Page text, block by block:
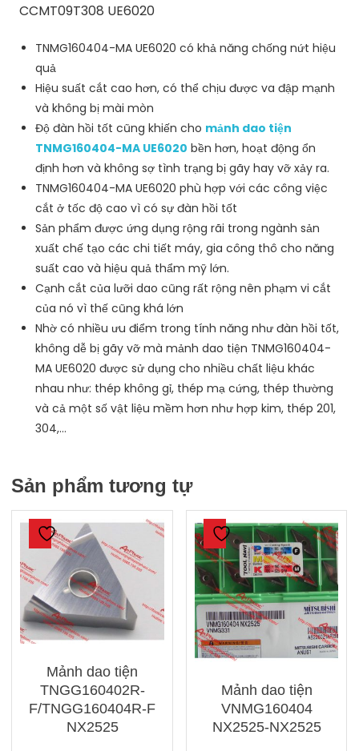
CCMT09T308 UE6020
TNMG160404-MA UE6020 có khả năng chống nứt hiệu
quả
Hiệu suất cắt cao hơn, có thể chịu được va đập mạnh
và không bị mài mòn
Độ đàn hồi tốt cũng khiến cho mảnh dao tiện
TNMG160404-MA UE6020 bền hơn, hoạt động ổn
định hơn và không sợ tình trạng bị gãy hay vỡ xảy ra.
TNMG160404-MA UE6020 phù hợp với các công việc
cắt ở tốc độ cao vì có sự đàn hồi tốt
Sản phẩm được ứng dụng rộng rãi trong ngành sản
xuất chế tạo các chi tiết máy, gia công thô cho năng
suất cao và hiệu quả thẩm mỹ lớn.
Cạnh cắt của lưỡi dao cũng rất rộng nên phạm vi cắt
của nó vì thế cũng khá lớn
Nhờ có nhiều ưu điểm trong tính năng như đàn hồi tốt,
không dễ bị gãy vỡ mà mảnh dao tiện TNMG160404-
MA UE6020 được sử dụng cho nhiều chất liệu khác
nhau như: thép không gỉ, thép mạ cứng, thép thường
và cả một số vật liệu mềm hơn như hợp kim, thép 201,
304,…
Sản phẩm tương tự
Mảnh dao tiện
TNGG160402R-
F/TNGG160404R-F
NX2525
Mảnh dao tiện
VNMG160404
NX2525-NX2525